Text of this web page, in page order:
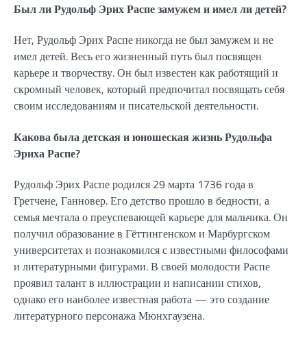
Был ли Рудольф Эрих Распе замужем и имел ли детей?
Нет, Рудольф Эрих Распе никогда не был замужем и не
имел детей. Весь его жизненный путь был посвящен
карьере и творчеству. Он был известен как работящий и
скромный человек, который предпочитал посвящать себя
своим исследованиям и писательской деятельности.
Какова была детская и юношеская жизнь Рудольфа
Эриха Распе?
Рудольф Эрих Распе родился 29 марта 1736 года в
Гретчене, Ганновер. Его детство прошло в бедности, а
семья мечтала о преуспевающей карьере для мальчика. Он
получил образование в Гёттингенском и Марбургском
университетах и познакомился с известными философами
и литературными фигурами. В своей молодости Распе
проявил талант в иллюстрации и написании стихов,
однако его наиболее известная работа — это создание
литературного персонажа Мюнхгаузена.